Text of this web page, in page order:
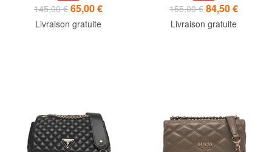
145,00 € 65,00 €
Livraison gratuite
155,00 € 84,50 €
Livraison gratuite